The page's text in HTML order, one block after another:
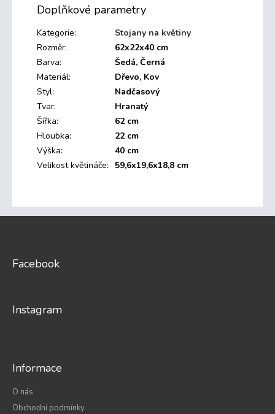
Doplňkové parametry
Kategorie:
Stojany na květiny
Rozměr:
62x22x40 cm
Barva:
Šedá, Černá
Materiál:
Dřevo, Kov
Styl:
Nadčasový
Tvar:
Hranatý
Šířka:
62 cm
Hloubka:
22 cm
Výška:
40 cm
Velikost květináče: 59,6x19,6x18,8 cm
Z
Facebook
Instagram
Informace
O nás
Obchodní podmínky